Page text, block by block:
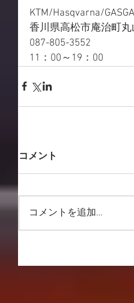
KTM/Hasqvarna/
香川県高松市庵治町丸
087-805-3552
11：00～19：00
コメント
コメントを追加…